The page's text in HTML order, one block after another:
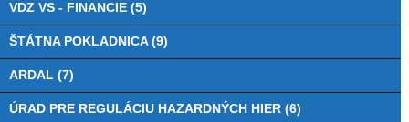
VDZ VS - FINANCIE (5)
ŠTÁTNA POKLADNICA (9)
ARDAL (7)
ÚRAD PRE REGULÁCIU HAZARDNÝCH HIER (6)